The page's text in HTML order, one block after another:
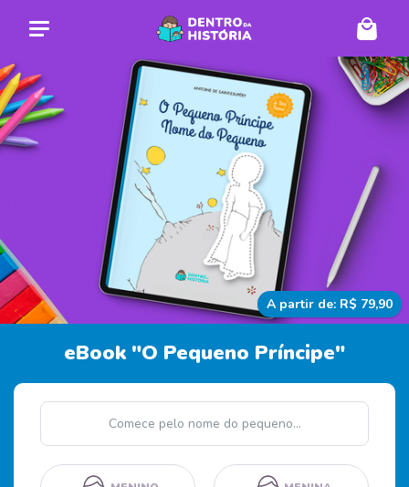
A partir de: R$ 79,90
eBook "O Pequeno Príncipe"
Nome